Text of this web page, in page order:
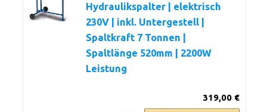
Hydraulikspalter | elektrisch
230V | inkl. Untergestell |
Spaltkraft 7 Tonnen |
Spaltlänge 520mm | 2200W
Leistung
319,00 €